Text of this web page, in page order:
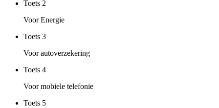
Toets 2
Voor Energie
Toets 3
Voor autoverzekering
Toets 4
Voor mobiele telefonie
Toets 5